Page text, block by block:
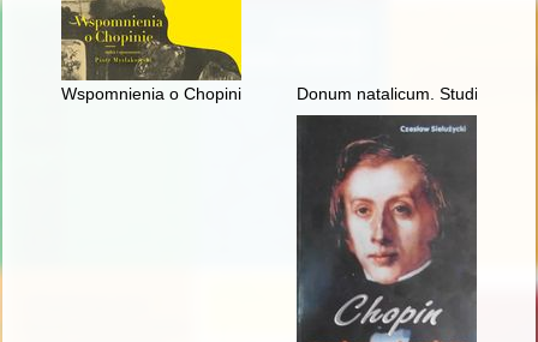
Wspomnienia o Chopinie. Cz. 1Donum natalicum. Studia